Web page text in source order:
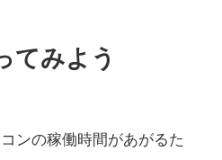
てみよう
ンの稼働時間があがるた